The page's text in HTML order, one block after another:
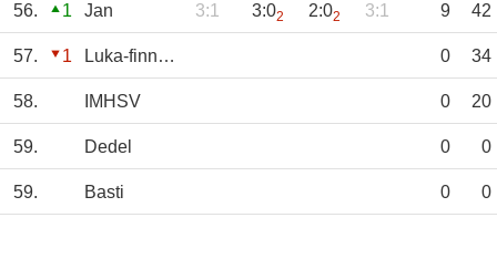
56. 1 Jan 3:1 3:02 2:02 3:1 9 42
57. 1 Luka-finnZiese 0 34
58. IMHSV 0 20
59. Dedel 0 0
59. Basti 0 0